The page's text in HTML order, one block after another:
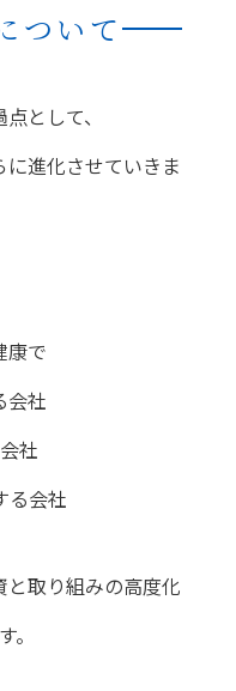
ついて
として、
進化させていきま
康で
会社
社
る会社
取り組みの高度化
。